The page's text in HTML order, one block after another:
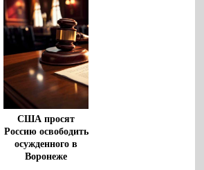
США просят
Россию освободить
осужденного в
Воронеже